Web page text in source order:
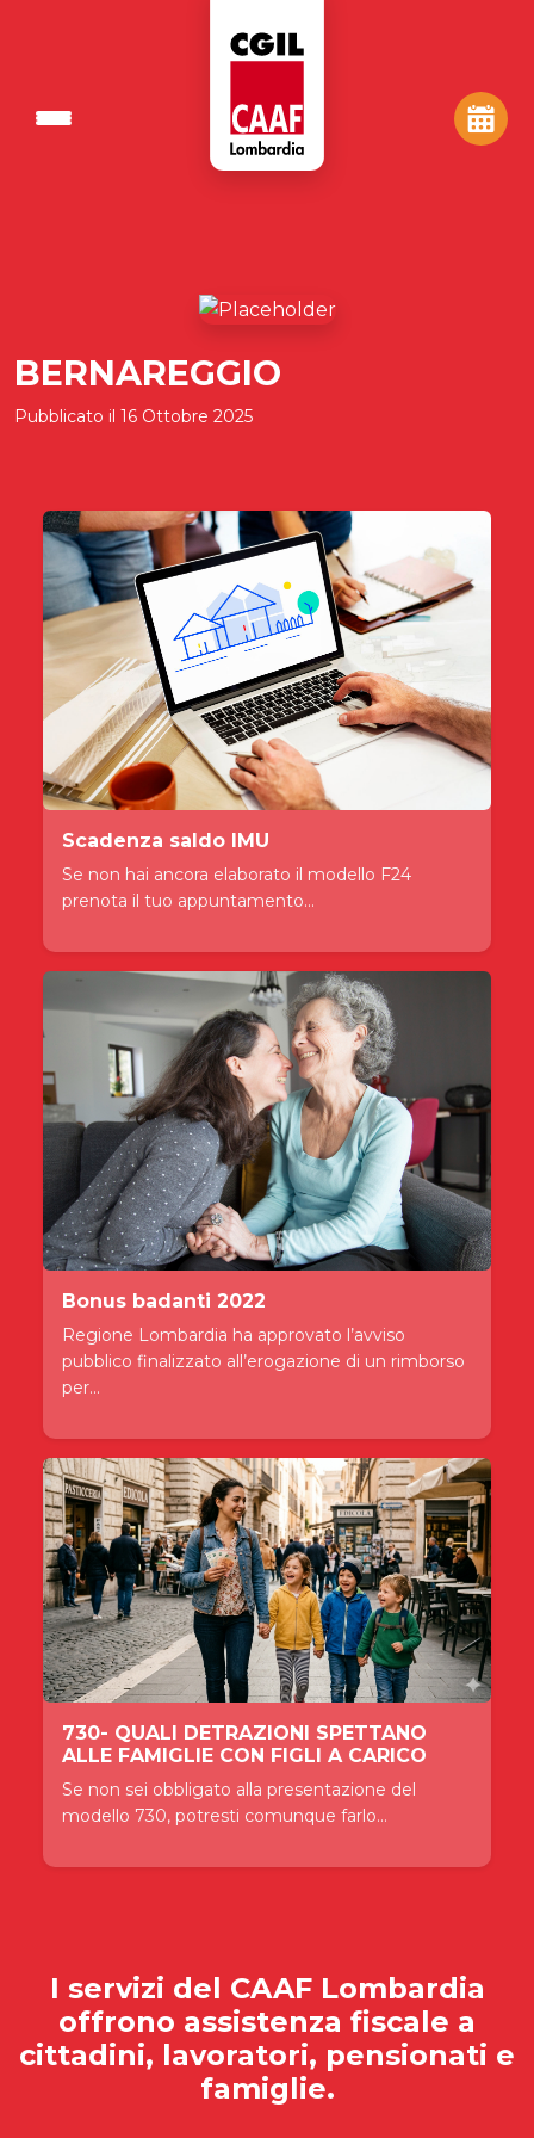
BERNAREGGIO
Pubblicato il 16 Ottobre 2025
Scadenza saldo IMU
Se non hai ancora elaborato il modello F24
prenota il tuo appuntamento...
Bonus badanti 2022
Regione Lombardia ha approvato l’avviso
pubblico finalizzato all’erogazione di un rimborso
per...
730- QUALI DETRAZIONI SPETTANO
ALLE FAMIGLIE CON FIGLI A CARICO
Se non sei obbligato alla presentazione del
modello 730, potresti comunque farlo...
I servizi del CAAF Lombardia
offrono assistenza fiscale a
cittadini, lavoratori, pensionati e
famiglie.